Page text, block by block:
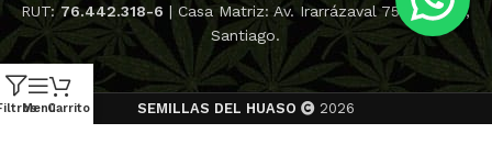
RUT:76.442.318-6 | Casa Matriz: Av. Irarrázaval 753, Ñuñoa,
Santiago.
SEMILLAS DEL HUASO 2026
MenúCarrito